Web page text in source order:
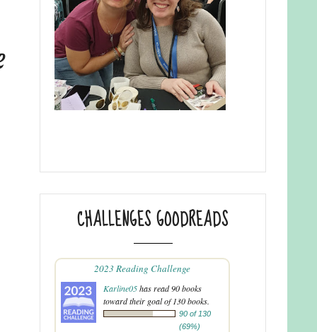
CHALLENGES GOODREADS
2023 Reading Challenge
Karline05has read 90 books
toward their goal of 130 books.
90 of 130
(69%)